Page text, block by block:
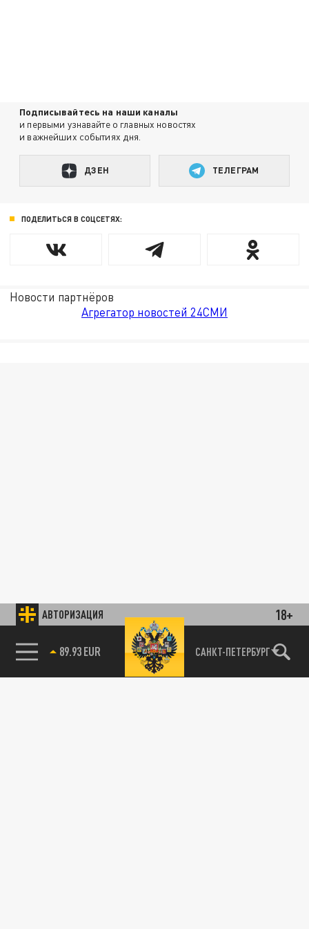
АВТОРИЗАЦИЯ 18+
89.93 EUR САНКТ-ПЕТЕРБУРГ
Подписывайтесь на наши каналы
и первыми узнавайте о главных новостях
и важнейших событиях дня.
ДЗЕН ТЕЛЕГРАМ
ПОДЕЛИТЬСЯ В СОЦСЕТЯХ:
Новости партнёров
Агрегатор новостей 24СМИ